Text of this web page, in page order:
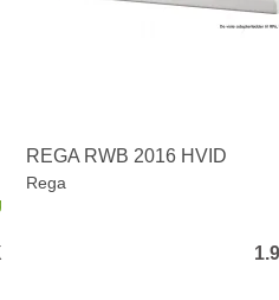
REGA RWB 2016 HVID
Rega